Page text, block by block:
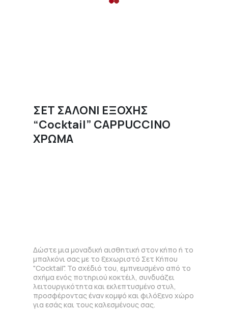
ΣΕΤ ΣΑΛΟΝΙ ΕΞΟΧΗΣ
“Cocktail” CAPPUCCINO
ΧΡΩΜΑ
Δώστε μια μοναδική αισθητική στον κήπο ή το
μπαλκόνι σας με το ξεχωριστό Σετ Κήπου
"Cocktail". Το σχέδιό του, εμπνευσμένο από το
σχήμα ενός ποτηριού κοκτέιλ, συνδυάζει
λειτουργικότητα και εκλεπτυσμένο στυλ,
προσφέροντας έναν κομψό και φιλόξενο χώρο
για εσάς και τους καλεσμένους σας.